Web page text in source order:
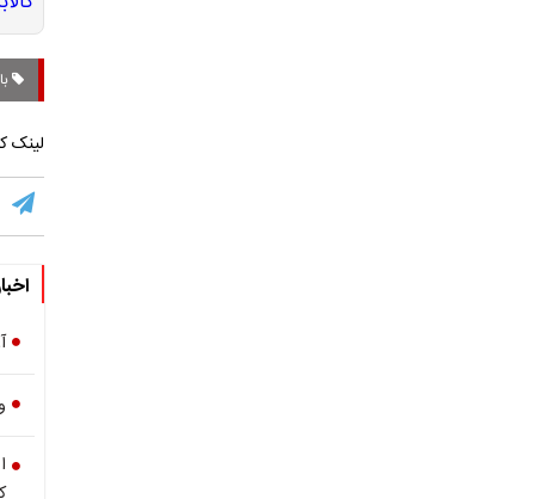
لینک
وام